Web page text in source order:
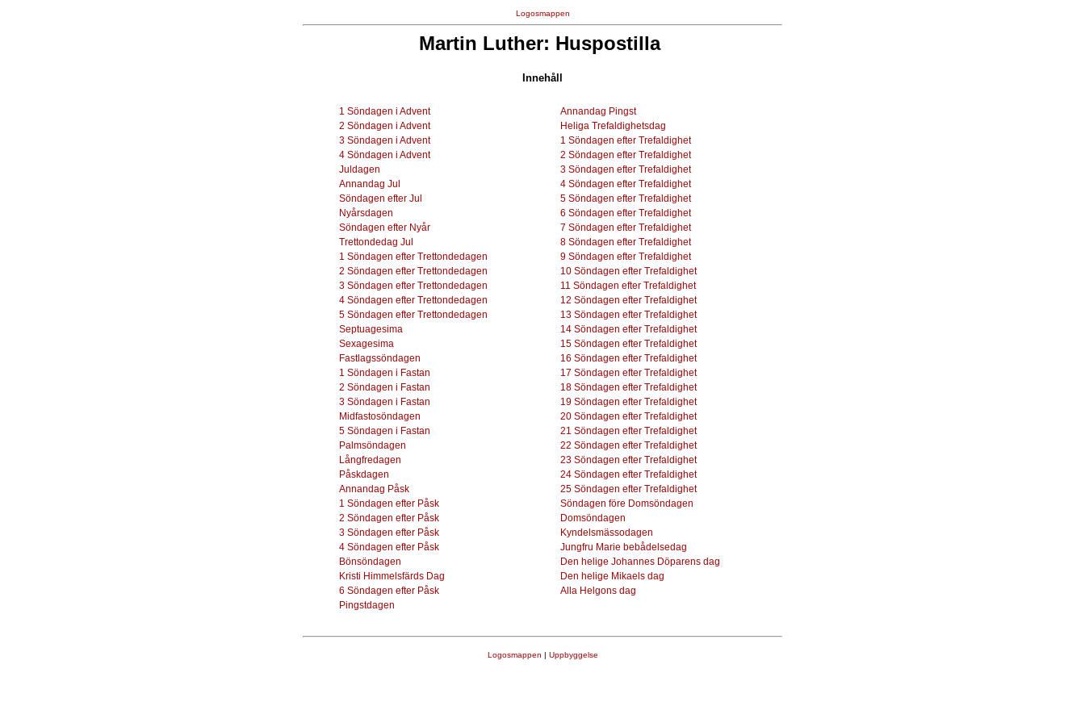
Logosmappen
Martin Luther: Huspostilla
Innehåll
1 Söndagen i Advent
2 Söndagen i Advent
3 Söndagen i Advent
4 Söndagen i Advent
Juldagen
Annandag Jul
Söndagen efter Jul
Nyårsdagen
Söndagen efter Nyår
Trettondedag Jul
1 Söndagen efter Trettondedagen
2 Söndagen efter Trettondedagen
3 Söndagen efter Trettondedagen
4 Söndagen efter Trettondedagen
5 Söndagen efter Trettondedagen
Septuagesima
Sexagesima
Fastlagssöndagen
1 Söndagen i Fastan
2 Söndagen i Fastan
3 Söndagen i Fastan
Midfastosöndagen
5 Söndagen i Fastan
Palmsöndagen
Långfredagen
Påskdagen
Annandag Påsk
1 Söndagen efter Påsk
2 Söndagen efter Påsk
3 Söndagen efter Påsk
4 Söndagen efter Påsk
Bönsöndagen
Kristi Himmelsfärds Dag
6 Söndagen efter Påsk
Pingstdagen
Annandag Pingst
Heliga Trefaldighetsdag
1 Söndagen efter Trefaldighet
2 Söndagen efter Trefaldighet
3 Söndagen efter Trefaldighet
4 Söndagen efter Trefaldighet
5 Söndagen efter Trefaldighet
6 Söndagen efter Trefaldighet
7 Söndagen efter Trefaldighet
8 Söndagen efter Trefaldighet
9 Söndagen efter Trefaldighet
10 Söndagen efter Trefaldighet
11 Söndagen efter Trefaldighet
12 Söndagen efter Trefaldighet
13 Söndagen efter Trefaldighet
14 Söndagen efter Trefaldighet
15 Söndagen efter Trefaldighet
16 Söndagen efter Trefaldighet
17 Söndagen efter Trefaldighet
18 Söndagen efter Trefaldighet
19 Söndagen efter Trefaldighet
20 Söndagen efter Trefaldighet
21 Söndagen efter Trefaldighet
22 Söndagen efter Trefaldighet
23 Söndagen efter Trefaldighet
24 Söndagen efter Trefaldighet
25 Söndagen efter Trefaldighet
Söndagen före Domsöndagen
Domsöndagen
Kyndelsmässodagen
Jungfru Marie bebådelsedag
Den helige Johannes Döparens dag
Den helige Mikaels dag
Alla Helgons dag
Logosmappen | Uppbyggelse